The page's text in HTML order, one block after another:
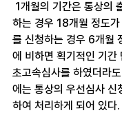
하는 경우 18개월 정도
를 신청하는 경우 6개월
에 비하면 획기적인 기간
초고속심사를 하였더라
에는 통상의 우선심사 신
하여 처리하게 되어 있다.